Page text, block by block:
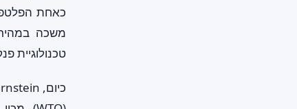
משכה
טכנולוגיית